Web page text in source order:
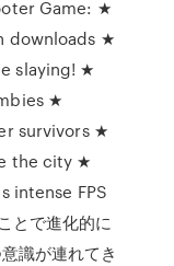
Game: ★
downloads ★
slaying! ★
★
survivors ★
the city ★
intense FPS
とで進化的に
識が連れてき